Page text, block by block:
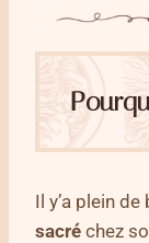
Il y’a plein
sacré chez